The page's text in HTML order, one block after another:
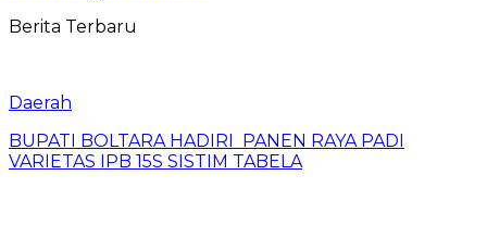
Berita Terbaru
Daerah
BUPATI BOLTARA HADIRI PANEN RAYA PADI
VARIETAS IPB 15S SISTIM TABELA